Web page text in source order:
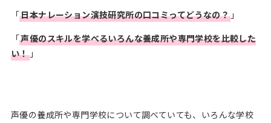
お問い合わせ
「日本ナレーション演技研究所の口コミってどうなの？ 」
「声優のスキルを学べるいろんな養成所や専門学校を比較した
い！」
声優の養成所や専門学校について調べていても、いろんな学校